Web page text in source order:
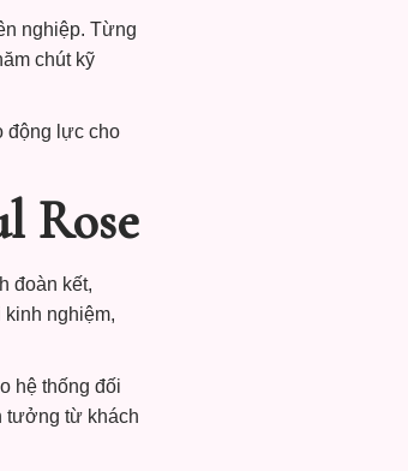
nghiệp. Từng
chút kỹ
động lực cho
Rose
đoàn kết,
nghiệm,
hệ thống đối
tưởng từ khách